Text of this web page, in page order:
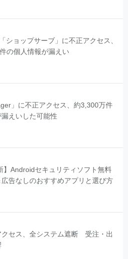
ショップサーブ」に不正アクセス、
の個人情報が漏えい
」に不正アクセス、約3,300万件
えいした可能性
】Androidセキュリティソフト無料
告なしのおすすめアプリと選び方
クセス、全システム遮断 受注・出